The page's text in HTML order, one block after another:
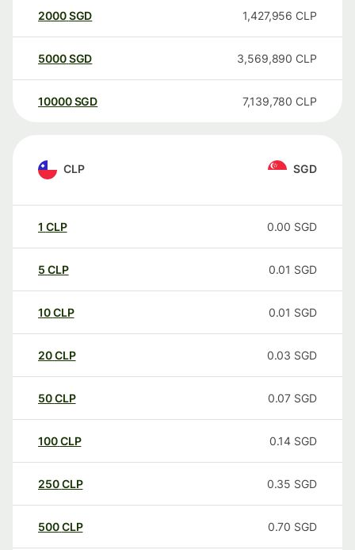
2000SGD 1,427,956 CLP
5000SGD 3,569,890 CLP
10000 SGD 7,139,780 CLP
CLP SGD
1 CLP 0.00 SGD
5 CLP 0.01 SGD
10CLP 0.01 SGD
20CLP 0.03 SGD
50CLP 0.07 SGD
100CLP 0.14 SGD
250CLP 0.35 SGD
500CLP 0.70 SGD